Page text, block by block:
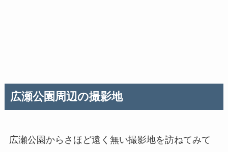
広瀬公園周辺の撮影地
広瀬公園からさほど遠く無い撮影地を訪ねてみて